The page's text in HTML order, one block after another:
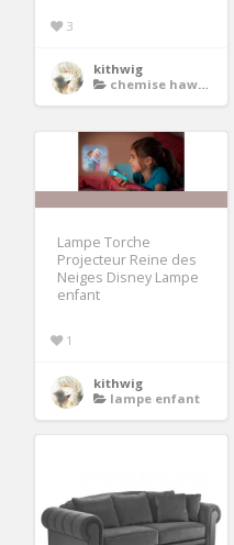
3
kithwig
chemise hawaienne
Lampe Torche
Projecteur Reine des
Neiges Disney Lampe
enfant
1
kithwig
lampe enfant